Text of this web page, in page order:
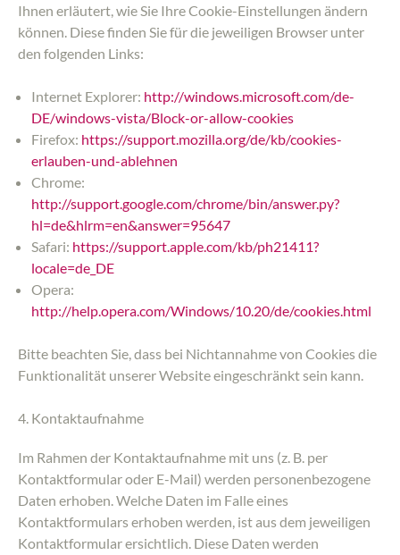
Ihnen erläutert, wie Sie Ihre Cookie-Einstellungen ändern
können. Diese finden Sie für die jeweiligen Browser unter
den folgenden Links:
Internet Explorer: http://windows.microsoft.com/de-
DE/windows-vista/Block-or-allow-cookies
Firefox: https://support.mozilla.org/de/kb/cookies-
erlauben-und-ablehnen
Chrome:
http://support.google.com/chrome/bin/answer.py?
hl=de&hlrm=en&answer=95647
Safari: https://support.apple.com/kb/ph21411?
locale=de_DE
Opera:
http://help.opera.com/Windows/10.20/de/cookies.html
Bitte beachten Sie, dass bei Nichtannahme von Cookies die
Funktionalität unserer Website eingeschränkt sein kann.
4. Kontaktaufnahme
Im Rahmen der Kontaktaufnahme mit uns (z. B. per
Kontaktformular oder E-Mail) werden personenbezogene
Daten erhoben. Welche Daten im Falle eines
Kontaktformulars erhoben werden, ist aus dem jeweiligen
Kontaktformular ersichtlich. Diese Daten werden